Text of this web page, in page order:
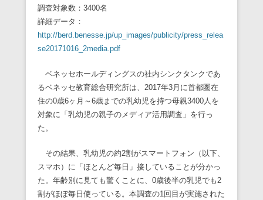
調査対象数：3400名
詳細データ：
http://berd.benesse.jp/up_images/publicity/press_relea
se20171016_2media.pdf
ベネッセホールディングスの社内シンクタンクであ
るベネッセ教育総合研究所は、2017年3月に首都圏在
住の0歳6ヶ月～6歳までの乳幼児を持つ母親3400人を
対象に「乳幼児の親子のメディア活用調査」を行っ
た。
その結果、乳幼児の約2割がスマートフォン（以下、
スマホ）に「ほとんど毎日」接していることが分かっ
た。年齢別に見ても驚くことに、0歳後半の乳児でも2
割がほぼ毎日使っている。本調査の1回目が実施された